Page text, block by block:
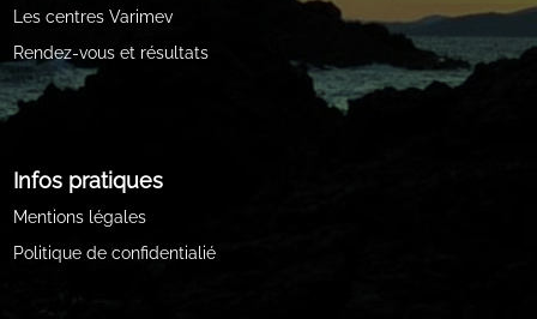
Les centres Varimev
Rendez-vous et résultats
Infos pratiques
Mentions légales
Politique de confidentialié